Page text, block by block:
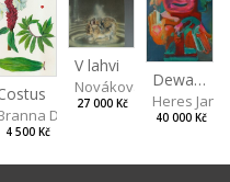
Dorota
4 500 Kč
V lahvi
Nováková Blanka
27 000 Kč
Dewa pagan
Heres Jan
40 000 Kč